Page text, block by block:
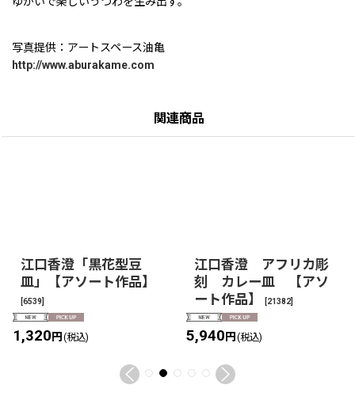
写真提供：アートスペース油亀
http://www.aburakame.com
関連商品
江口香澄「黒花型豆
皿」【アソート作品】
[6539]
1,320円 (税込)
江口香澄 アフリカ彫
刻 カレー皿 【アソ
ート作品】
[21382]
5,940円 (税込)